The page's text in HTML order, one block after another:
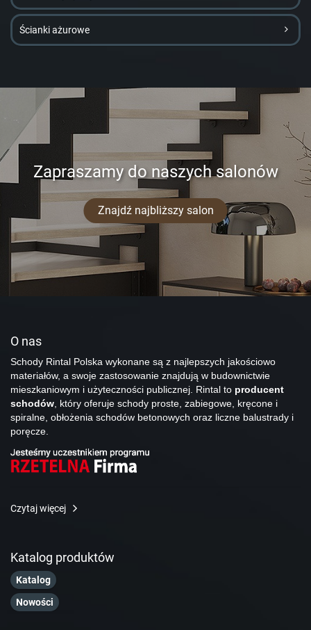
Ścianki ażurowe
Zapraszamy do naszych salonów
Znajdź najbliższy salon
O nas
Schody Rintal Polska wykonane są z najlepszych jakościowo
materiałów, a swoje zastosowanie znajdują w budownictwie
mieszkaniowym i użyteczności publicznej. Rintal to producent
schodów , który oferuje schody proste, zabiegowe, kręcone i
spiralne, obłożenia schodów betonowych oraz liczne balustrady i
poręcze.
Czytaj więcej
Katalog produktów
Katalog
Nowości